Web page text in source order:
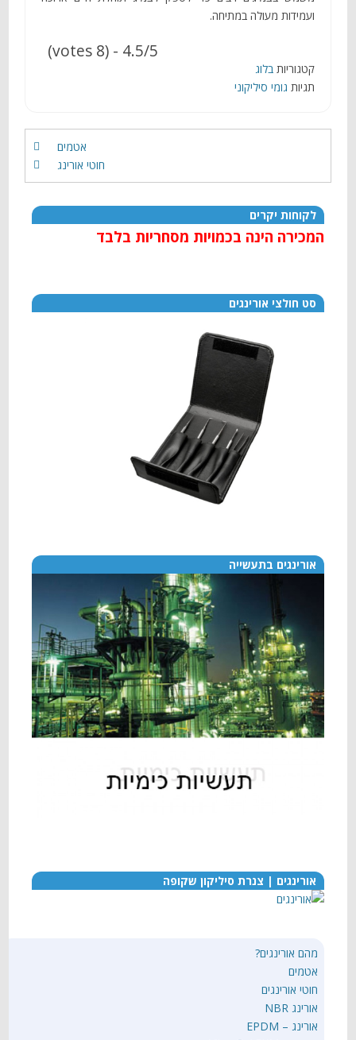
ועמידות מעולה במתיחה.
4.5/5 - (8 votes)
קטגוריות בלוג
תגיות גומי סיליקוני
אטמים
חוטי אורינג
לקוחות יקרים
המכירה הינה בכמויות מסחריות בלבד
סט חולצי אורינגים
אורינגים בתעשייה
אורינגים | צנרת סיליקון שקופה
מהם אורינגים?
אטמים
חוטי אורינגים
אורינג NBR
אורינג – EPDM